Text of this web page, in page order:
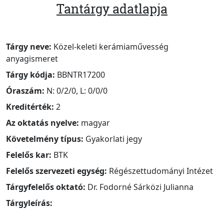
Tantárgy adatlapja
Tárgy neve: Közel-keleti kerámiaművesség
anyagismeret
Tárgy kódja: BBNTR17200
Óraszám: N: 0/2/0, L: 0/0/0
Kreditérték: 2
Az oktatás nyelve: magyar
Követelmény típus: Gyakorlati jegy
Felelős kar: BTK
Felelős szervezeti egység: Régészettudományi Intézet
Tárgyfelelős oktató: Dr. Fodorné Sárközi Julianna
Tárgyleírás: